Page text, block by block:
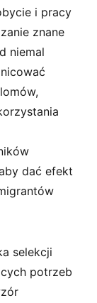
i pracy
znane
niemal
dać efekt
selekcji
potrzeb